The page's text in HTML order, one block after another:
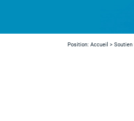
Position: Accueil > Soutien